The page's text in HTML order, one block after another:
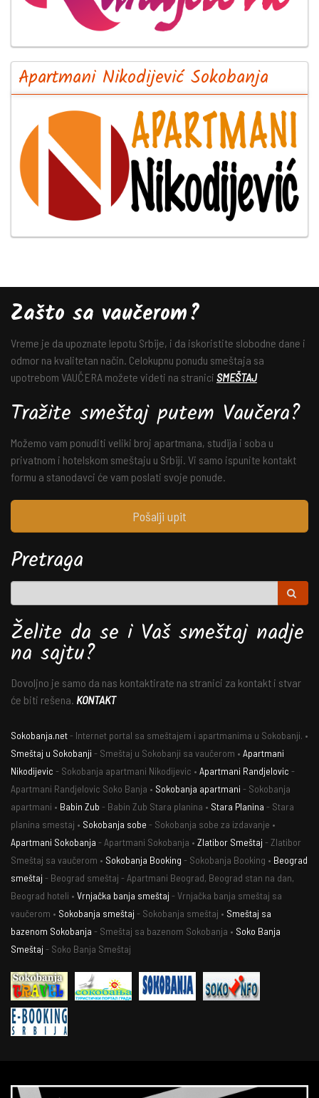
Apartmani Nikodijević Sokobanja
Zašto sa vaučerom?
Vreme je da upoznate lepotu Srbije, i da iskoristite slobodne dane i
odmor na kvalitetan način. Celokupnu ponudu smeštaja sa
upotrebom VAUČERA možete videti na stranici SMEŠTAJ
Tražite smeštaj putem Vaučera?
Možemo vam ponuditi veliki broj apartmana, studija i soba u
privatnom i hotelskom smeštaju u Srbiji. Vi samo ispunite kontakt
formu a stanodavci će vam poslati svoje ponude.
Pošalji upit
Pretraga
Želite da se i Vaš smeštaj nadje
na sajtu?
Dovoljno je samo da nas kontaktirate na stranici za kontakt i stvar
će biti rešena. KONTAKT
Sokobanja.net- Internet portal sa smeštajem i apartmanima u Sokobanji. •
Smeštaj u Sokobanji - Smeštaj u Sokobanji sa vaučerom • Apartmani
Nikodijevic - Sokobanja apartmani Nikodijevic • Apartmani Randjelovic -
Apartmani Randjelovic Soko Banja • Sokobanja apartmani - Sokobanja
apartmani • Babin Zub - Babin Zub Stara planina • Stara Planina - Stara
planina smestaj • Sokobanja sobe - Sokobanja sobe za izdavanje •
Apartmani Sokobanja - Apartmani Sokobanja • Zlatibor Smeštaj - Zlatibor
Smeštaj sa vaučerom • Sokobanja Booking - Sokobanja Booking • Beograd
smeštaj - Beograd smeštaj - Apartmani Beograd, Beograd stan na dan,
Beograd hoteli • Vrnjačka banja smeštaj - Vrnjačka banja smeštaj sa
vaučerom • Sokobanja smeštaj - Sokobanja smeštaj • Smeštaj sa
bazenom Sokobanja - Smeštaj sa bazenom Sokobanja • Soko Banja
Smeštaj - Soko Banja Smeštaj